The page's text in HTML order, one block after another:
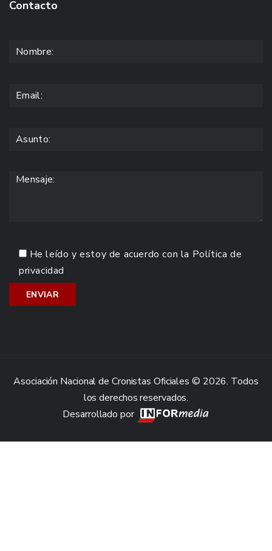
Contacto
He leído y estoy de acuerdo con la Política de
privacidad
Asociación Nacional de Cronistas Oficiales © 2026. Todos
los derechos reservados.
Desarrollado por